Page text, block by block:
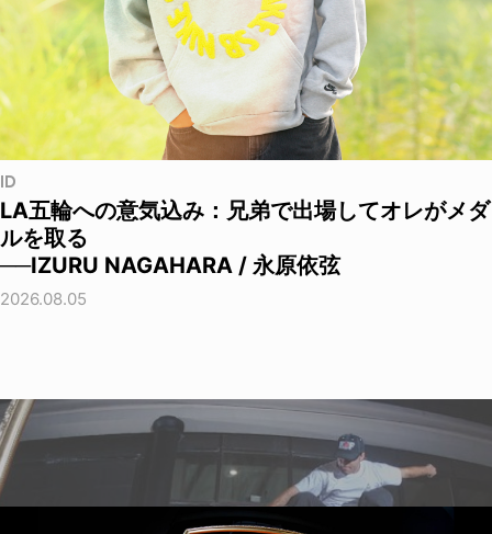
ID
LA五輪への意気込み：兄弟で出場してオレがメダ
ルを取る
──IZURU NAGAHARA / 永原依弦
2026.08.05